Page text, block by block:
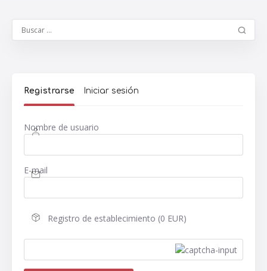
Registrarse Iniciar sesión
Nombre de usuario
E-mail
Registro de establecimiento (0 EUR)